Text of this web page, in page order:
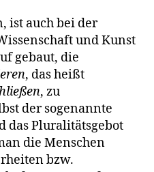
ist auch bei der
und Kunst
gebaut, die
, das heißt
, zu
der sogenannte
das Pluralitätsgebot
die Menschen
bzw.